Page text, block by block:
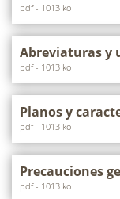
pdf - 1013 ko
Abreviaturas y
pdf - 1013 ko
Planos y
pdf - 1013 ko
Precauciones
pdf - 1013 ko